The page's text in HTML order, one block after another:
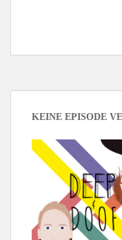
KEINE EPISODE